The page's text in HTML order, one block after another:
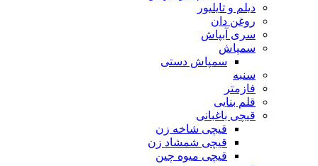
دیلم و تایلیور
روغن دان
سری آبپاش
سمپاش
سمپاش دستی
سنبه
فازمتر
قلم بنایی
قیچی باغبانی
قیچی شاخه زن
قیچی شمشاد زن
قیچی میوه چین